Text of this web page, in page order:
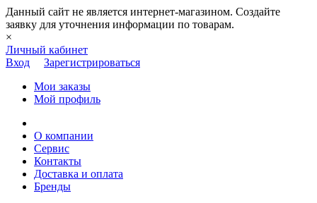
Данный сайт не является интернет-магазином. Создайте
заявку для уточнения информации по товарам.
×
Личный кабинет
Вход
Зарегистрироваться
Мои заказы
Мой профиль
О компании
Сервис
Контакты
Доставка и оплата
Бренды